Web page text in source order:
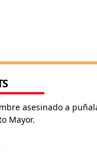
asesinado a
Mayor.